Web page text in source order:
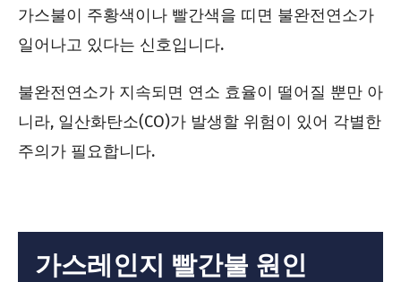
가스불이 주황색이나 빨간색을 띠면 불완전연소가
일어나고 있다는 신호입니다.
불완전연소가 지속되면 연소 효율이 떨어질 뿐만 아
니라, 일산화탄소(CO)가 발생할 위험이 있어 각별한
주의가 필요합니다.
가스레인지 빨간불 원인